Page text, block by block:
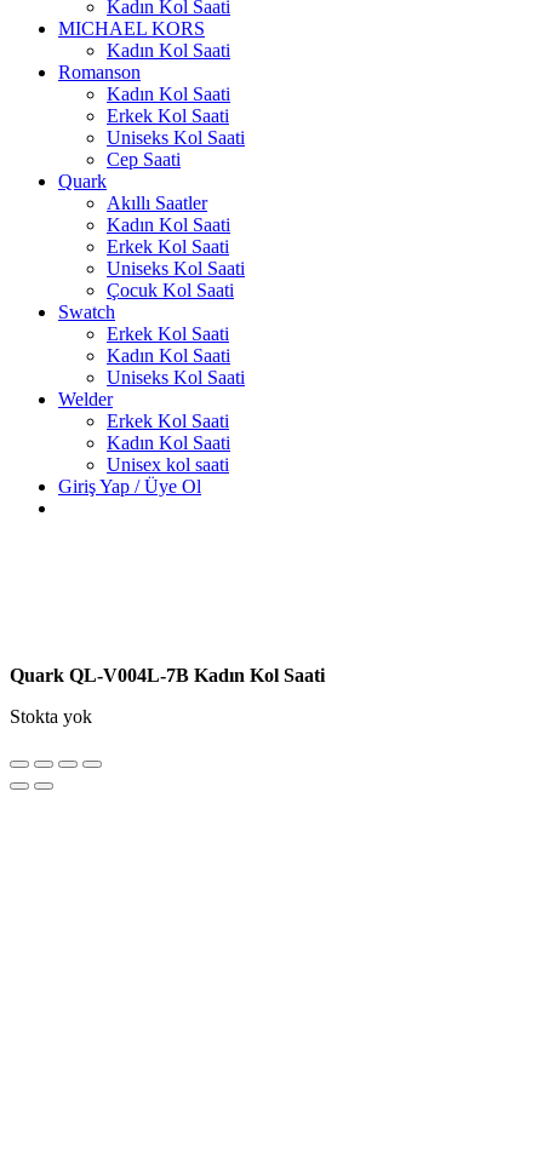
Kadın Kol Saati
MICHAEL KORS
Kadın Kol Saati
Romanson
Kadın Kol Saati
Erkek Kol Saati
Uniseks Kol Saati
Cep Saati
Quark
Akıllı Saatler
Kadın Kol Saati
Erkek Kol Saati
Uniseks Kol Saati
Çocuk Kol Saati
Swatch
Erkek Kol Saati
Kadın Kol Saati
Uniseks Kol Saati
Welder
Erkek Kol Saati
Kadın Kol Saati
Unisex kol saati
Giriş Yap / Üye Ol
Quark QL-V004L-7B Kadın Kol Saati
Stokta yok